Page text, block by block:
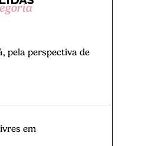
pela perspectiva de
em